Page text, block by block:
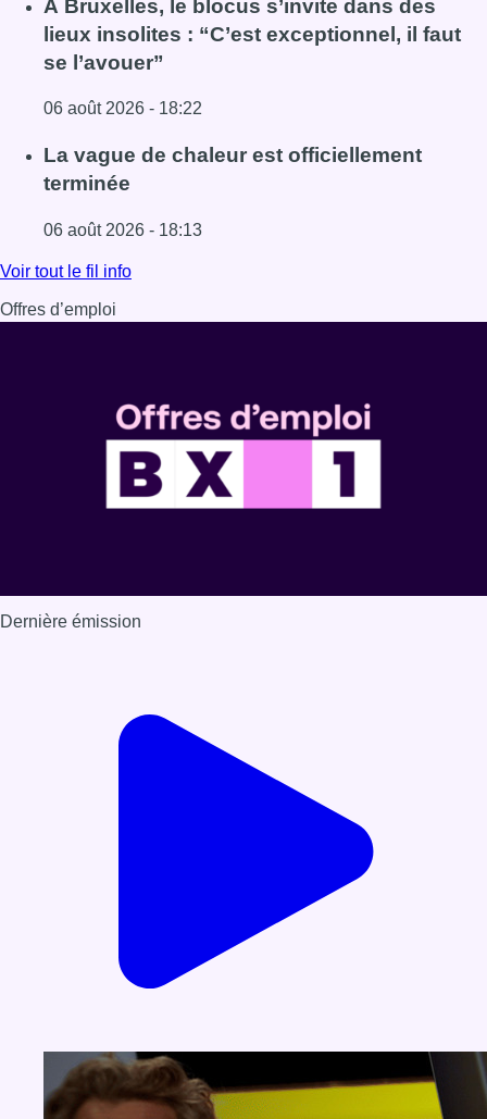
À Bruxelles, le blocus s’invite dans des
lieux insolites : “C’est exceptionnel, il faut
se l’avouer”
06 août 2026 - 18:22
Lire l'article À Bruxelles, le blocus s’invite dans des lieux
La vague de chaleur est officiellement
terminée
06 août 2026 - 18:13
Lire l'article La vague de chaleur est officiellement
Voir tout le fil info
Offres d’emploi
Dernière émission